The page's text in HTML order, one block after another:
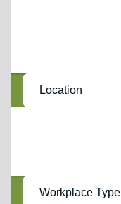
Location
Workplace Type